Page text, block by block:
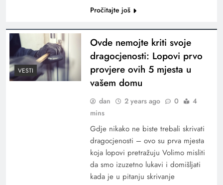
Pročitajte još
VESTI
Ovde nemojte kriti svoje
dragocjenosti: Lopovi prvo
provjere ovih 5 mjesta u
vašem domu
dan 2 years ago 0
4
mins
Gdje nikako ne biste trebali skrivati
dragocjenosti – ovo su prva mjesta
koja lopovi pretražuju Volimo misliti
da smo izuzetno lukavi i domišljati
kada je u pitanju skrivanje